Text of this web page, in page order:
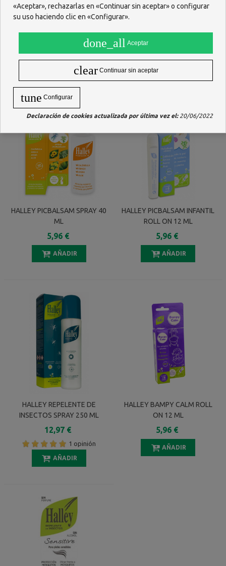
HALLEY FAMILY REPELENTE
AÑADIR Ver más
HALLEY PICBALSAM SPRAY 40
ML
5,96 €
AÑADIR
HALLEY PICBALSAM INFANTIL
ROLL ON 12 ML
5,96 €
AÑADIR
HALLEY REPELENTE DE
INSECTOS SPRAY 250 ML
12,97 €
1 opinión
AÑADIR
HALLEY BAMPY CALM ROLL
ON 12 ML
5,96 €
AÑADIR
«Aceptar», rechazarlas en «Continuar sin aceptar» o configurar
su uso haciendo clic en «Configurar».
done_all Aceptar
clear Continuar sin aceptar
tune Configurar
Declaración de cookies actualizada por última vez el:20/06/2022